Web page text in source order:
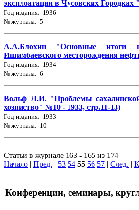
эксплоатации в Чусовских Городках "
Год издания: 1936
№ журнала: 5
А.А.Блохин "Основные итоги
Ишимбаевского месторождения
Год издания: 1934
№ журнала: 6
Вольф Л.И. "Проблемы
хозяйство" №10 - 1933, стр.11-13)
Год издания: 1933
№ журнала: 10
Статьи в журнале 163 - 165 из 174
Начало | Пред. | 53 54 55 56 57 | След. |
Конференции, семинары,